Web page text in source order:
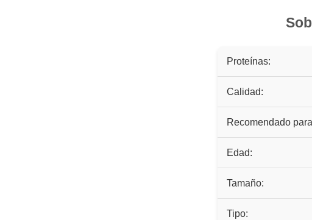
Proteínas:
Calidad:
Recomendado
Edad:
Tamaño:
Tipo: